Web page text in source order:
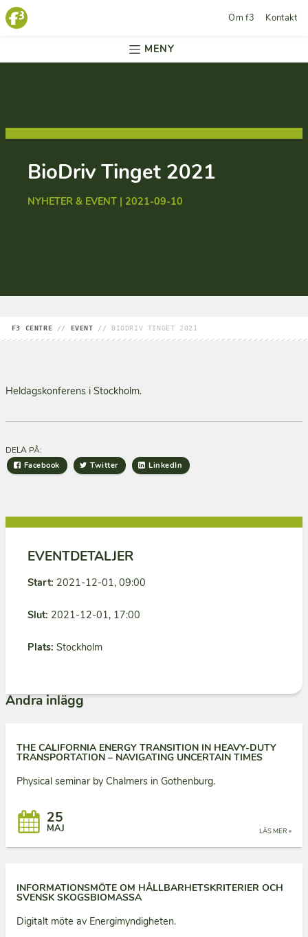
Om f3 Kontakt
MENY
BioDriv Tinget 2021
NYHETER & EVENT | 2021-09-10
F3 CENTRE // EVENT // BIODRIV TINGET 2021
Heldagskonferens i Stockholm.
DELA PÅ:
Facebook Twitter LinkedIn
EVENTDETALJER
Start: 2021-12-01, 09:00
Slut: 2021-12-01, 17:00
Plats: Stockholm
Andra inlägg
THE CALIFORNIA ENERGY TRANSITION IN HEAVY-DUTY
TRANSPORTATION – NAVIGATING UNCERTAIN TIMES
Physical seminar by Chalmers in Gothenburg.
LÄS MER »
25
MAJ
INFORMATIONSMÖTE OM HÅLLBARHETSKRITERIER OCH
SVENSK SKOGSBIOMASSA
Digitalt möte av Energimyndigheten.